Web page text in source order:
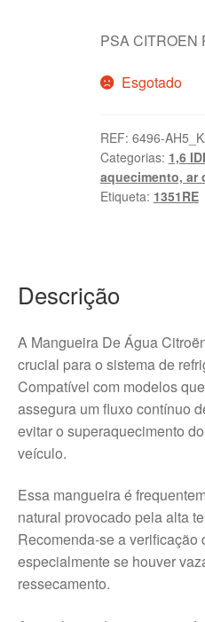
PSA CITROEN
Esgotado
REF: 6496-
Categorias: 1,6
aquecimento, ar
Etiqueta: 1351RE
Descrição
A Mangueira De Água
crucial para o sistema de
Compatível com modelos
assegura um fluxo contínuo
evitar o superaquecimento
veículo.
Essa mangueira é
natural provocado pela alta
Recomenda-se a verificação
especialmente se houver
ressecamento.